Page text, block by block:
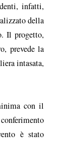
infatti,
della
Il progetto,
prevede la
intasata,
con il
è stato